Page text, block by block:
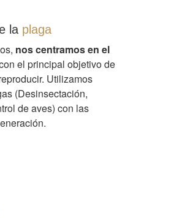
la plaga
nos centramos en el
el principal objetivo de
Utilizamos
(Desinsectación,
de aves) con las